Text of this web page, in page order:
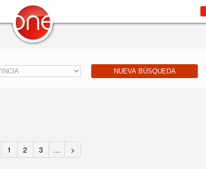
NUEVA BÚSQUEDA
1 2 3 … >